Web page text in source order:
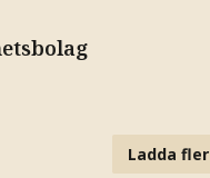
Ladda fler